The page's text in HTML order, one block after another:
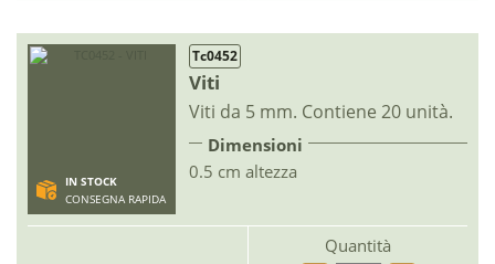
IN STOCK
CONSEGNA RAPIDA
Tc0452
Viti
Viti da 5 mm. Contiene 20 unità.
Dimensioni
0.5 cm altezza
Quantità